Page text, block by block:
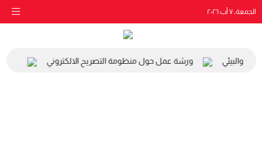
الجمعة، ٧ آب ٢٠٢٦
والبيئي ورشة عمل حول منظومة التصريح الالكتروني